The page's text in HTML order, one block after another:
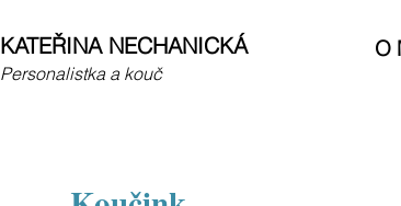
KATEŘINA NECHANICKÁ
Personalistka a kouč
O